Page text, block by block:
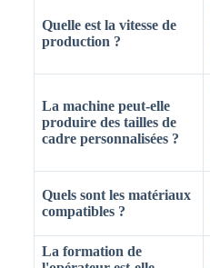
Quelle est la vitesse de
production ?
La machine peut-elle
produire des tailles de
cadre personnalisées ?
Quels sont les matériaux
compatibles ?
La formation de